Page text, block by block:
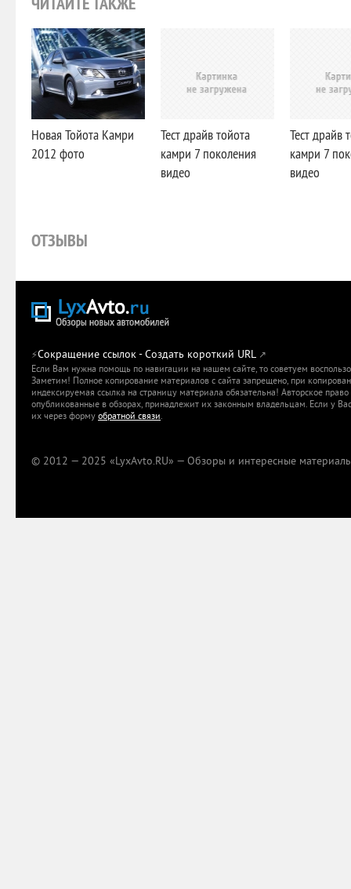
Новая Тойота Камри
2012 фото
Тест драйв тойота
камри 7 поколения
видео
Тест драйв
камри 7
видео
ОТЗЫВЫ
⚡Сокращение ссылок - Создать короткий URL ↗
Если Вам нужна помощь по навигации на нашем сайте, то советуем
Заметим! Полное копирование материалов с сайта запрещено, при
индексируемая ссылка на страницу материала обязательна! Авторское
опубликованные в обзорах, принадлежит их законным владельцам. Если у
их через форму обратной связи.
© 2012 — 2025 «LyxAvto.RU» — Обзоры и интересные